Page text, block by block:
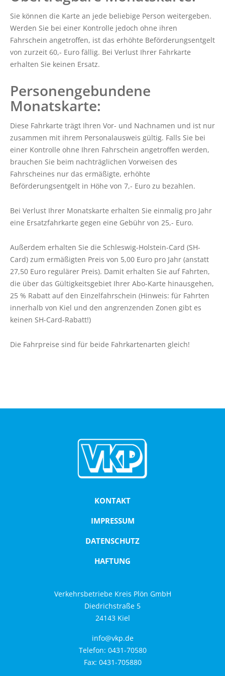
Vorübergehende Einstellung der ALFA-
Wochenend-/Feiertagsfahrten im Bereich
Plön
Vollsperrung der Straße Eichkamp in
Vollsperrung der Segeberger Landstraße in
Bornhöved
TICKETPREISE
Fahrkarten
Routenplaner (NAH.SH)
Schlichtungsstelle
FAHRPLÄNE
Linienfahrpläne
Liniennetzpläne
ALFA Plön
ALFA Lütjenburg
ALFA Probstei
ALFA Selent
ALFA Bokhorst-Wankendorf
Online bestellen
Hinweise zu Erwachsenenmonatskarten
Deutschland-Schulticket
Abo hier kündigen
Busfahrer (m/w/d) in Vollzeit für die
und Schönberg gesucht
Bauingenieur (m/w/d)
Objekt-/Liegenschaftsbetreuung
SERVICE
Tarifbestimmungen und
the
question
mark
key
to
the
keyboard
for
changing
dates.
Sie können die Karte an jede beliebige Person weitergeben.
Werden Sie bei einer Kontrolle jedoch ohne ihren
Fahrschein angetroffen, ist das erhöhte Beförderungsentgelt
von zurzeit 60,- Euro fällig. Bei Verlust Ihrer Fahrkarte
erhalten Sie keinen Ersatz.
Personengebundene
Monatskarte:
Diese Fahrkarte trägt Ihren Vor- und Nachnamen und ist nur
zusammen mit ihrem Personalausweis gültig. Falls Sie bei
einer Kontrolle ohne Ihren Fahrschein angetroffen werden,
brauchen Sie beim nachträglichen Vorweisen des
Fahrscheines nur das ermäßigte, erhöhte
Beförderungsentgelt in Höhe von 7,- Euro zu bezahlen.
Bei Verlust Ihrer Monatskarte erhalten Sie einmalig pro Jahr
eine Ersatzfahrkarte gegen eine Gebühr von 25,- Euro.
Außerdem erhalten Sie die Schleswig-Holstein-Card (SH-
Card) zum ermäßigten Preis von 5,00 Euro pro Jahr (anstatt
27,50 Euro regulärer Preis). Damit erhalten Sie auf Fahrten,
die über das Gültigkeitsgebiet Ihrer Abo-Karte hinausgehen,
25 % Rabatt auf den Einzelfahrschein (Hinweis: für Fahrten
innerhalb von Kiel und den angrenzenden Zonen gibt es
keinen SH-Card-Rabatt!)
Die Fahrpreise sind für beide Fahrkartenarten gleich!
KONTAKT
IMPRESSUM
DATENSCHUTZ
HAFTUNG
Verkehrsbetriebe Kreis Plön GmbH
Diedrichstraße 5
24143 Kiel
info@vkp.de
Telefon: 0431-70580
Fax: 0431-705880